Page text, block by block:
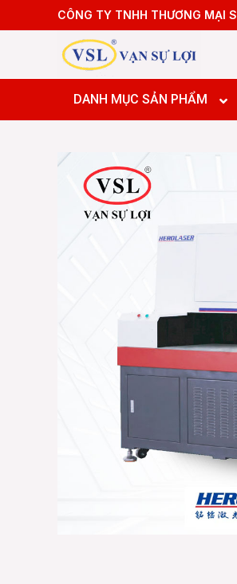
to
CÔNG TY TNHH THƯƠNG MẠI
DANH MỤC SẢN PHẨM